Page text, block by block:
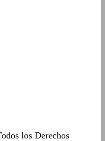
los Derechos